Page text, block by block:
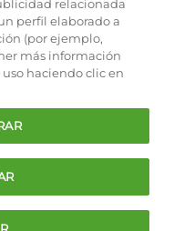
de la oferta
relacionada
perfil elaborado a
(por ejemplo,
más información
haciendo clic en